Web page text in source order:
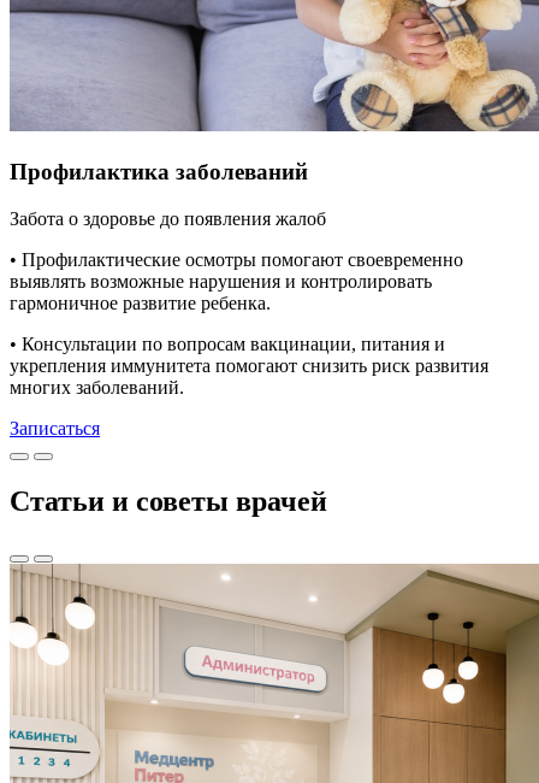
Профилактика заболеваний
Забота о здоровье до появления жалоб
• Профилактические осмотры помогают своевременно
выявлять возможные нарушения и контролировать
гармоничное развитие ребенка.
• Консультации по вопросам вакцинации, питания и
укрепления иммунитета помогают снизить риск развития
многих заболеваний.
Записаться
Статьи и советы врачей